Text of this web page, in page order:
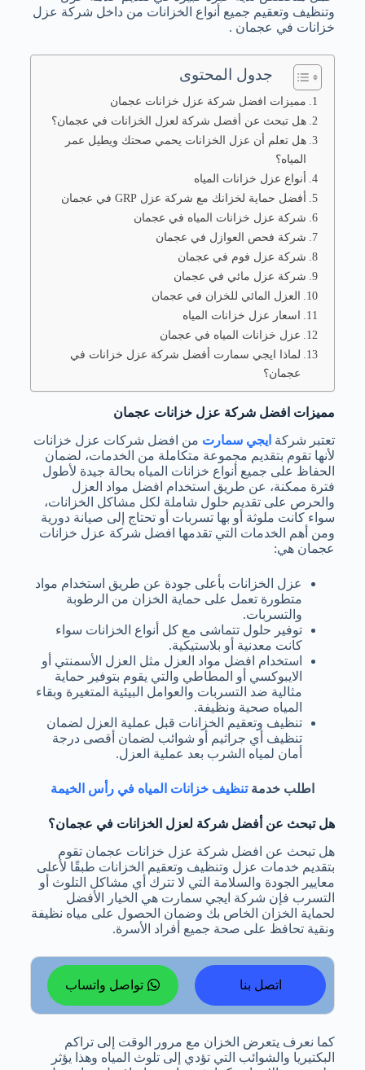
وتنظيف وتعقيم جميع أنواع الخزانات من داخل شركة عزل
خزانات في عجمان .
جدول المحتوى
مميزات افضل شركة عزل خزانات عجمان
هل تبحث عن أفضل شركة لعزل الخزانات في عجمان؟
هل تعلم أن عزل الخزانات يحمي صحتك ويطيل عمر
المياه؟
أنواع عزل خزانات المياه
أفضل حماية لخزانك مع شركة عزل GRP في عجمان
شركة عزل خزانات المياه في عجمان
شركة فحص العوازل في عجمان
شركة عزل فوم في عجمان
شركة عزل مائي في عجمان
العزل المائي للخزان في عجمان
اسعار عزل خزانات المياه
عزل خزانات المياه في عجمان
لماذا ايجي سمارت أفضل شركة عزل خزانات في
عجمان؟
مميزات افضل شركة عزل خزانات عجمان
تعتبر شركة ايجي سمارت من افضل شركات عزل خزانات
لأنها تقوم بتقديم مجموعة متكاملة من الخدمات، لضمان
الحفاظ على جميع أنواع خزانات المياه بحالة جيدة لأطول
فترة ممكنة، عن طريق استخدام افضل مواد العزل
والحرص على تقديم حلول شاملة لكل مشاكل الخزانات،
سواء كانت ملوثة أو بها تسربات أو تحتاج إلى صيانة دورية
ومن أهم الخدمات التي تقدمها افضل شركة عزل خزانات
عجمان هي:
عزل الخزانات بأعلى جودة عن طريق استخدام مواد
متطورة تعمل على حماية الخزان من الرطوبة
والتسربات.
توفير حلول تتماشى مع كل أنواع الخزانات سواء
كانت معدنية أو بلاستيكية.
استخدام افضل مواد العزل مثل العزل الأسمنتي أو
الايبوكسي أو المطاطي والتي يقوم بتوفير حماية
مثالية ضد التسربات والعوامل البيئية المتغيرة وبقاء
المياه صحية ونظيفة.
تنظيف وتعقيم الخزانات قبل عملية العزل لضمان
تنظيف أي جراثيم أو شوائب لضمان أقصى درجة
أمان لمياه الشرب بعد عملية العزل.
اطلب خدمةتنظيف خزانات المياه في رأس الخيمة
هل تبحث عن أفضل شركة لعزل الخزانات في عجمان؟
هل تبحث عن افضل شركة عزل خزانات عجمان تقوم
بتقديم خدمات عزل وتنظيف وتعقيم الخزانات طبقًا لأعلى
معايير الجودة والسلامة التي لا تترك أي مشاكل التلوث أو
التسرب فإن شركة ايجي سمارت هي الخيار الأفضل
لحماية الخزان الخاص بك وضمان الحصول على مياه نظيفة
ونقية تحافظ على صحة جميع أفراد الأسرة.
اتصل بنا تواصل واتساب
كما نعرف يتعرض الخزان مع مرور الوقت إلى تراكم
البكتيريا والشوائب التي تؤدي إلى تلوث المياه وهذا يؤثر